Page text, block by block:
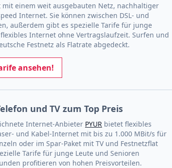
mit einem weit ausgebauten Netz, nachhaltiger
Internet. Sie können zwischen DSL- und
außerdem gibt es spezielle Tarife für junge
Internet ohne Vertragslaufzeit. Surfen und
Festnetz als Flatrate abgedeckt.
ansehen!
und TV zum Top Preis
Internet-Anbieter PYUR bietet flexibles
und Kabel-Internet mit bis zu 1.000 MBit/s für
oder im Spar-Paket mit TV und Festnetzflat
Tarife für junge Leute und Senioren
profitieren von hohen Preisvorteilen.